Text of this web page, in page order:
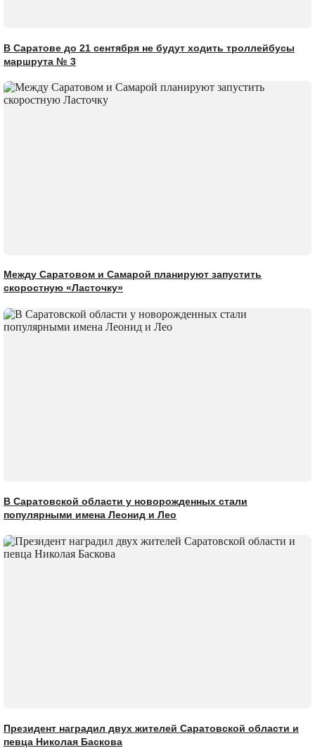
В Саратове до 21 сентября не будут ходить троллейбусы
маршрута № 3
Между Саратовом и Самарой планируют запустить
скоростную «Ласточку»
В Саратовской области у новорожденных стали
популярными имена Леонид и Лео
Президент наградил двух жителей Саратовской области и
певца Николая Баскова